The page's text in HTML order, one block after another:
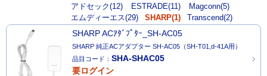
アドセック(12)
ESTRADE(11)
Magconn(5)
エムディーエス(29)
SHARP(1) Transcend(2)
SHARP ACｱﾀﾞﾌﾟﾀｰ_SH-AC05
SHARP 純正ACアダプター SH-AC05（SH-T01,d-41A用）
品目コード： SHA-SHAC05
要ログイン